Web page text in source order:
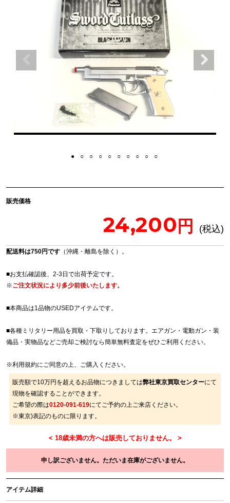
販売価格
24,200
配送料は750円です （沖縄・離島を除く）。
■お支払確認後、2-3日で出荷予定です。
※ご注文状況により多少前後いたします。
■本商品は1品物のUSEDアイテムです。
■各種ミリタリー用品を買取・下取りしております。エアガン・電動ガン・装
備品・実物品などご売却ご検討なら簡単無料査定をぜひご利用ください。
※利用規約にご同意の上、ご購入ください。
販売額で10万円を超えるお品物につきましては弊社東京買取センターにて
現物を確認することができます。
ご希望の際は0120-091-619にてご予約の上ご来店ください。
※東京)表記のものに限ります。
申し訳ございません。ただいま在庫がございません。
アイテム詳細